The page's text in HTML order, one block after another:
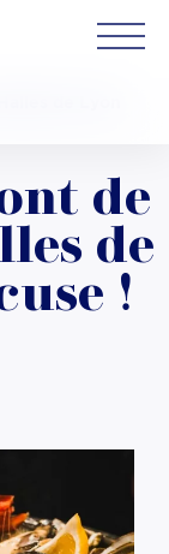
de Lyon
de
de
!